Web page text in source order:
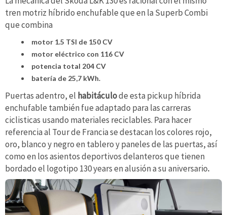
tren motriz híbrido enchufable que en la Superb Combi
que combina
motor 1.5 TSI de 150 CV
motor eléctrico con 116 CV
potencia total 204 CV
batería de 25,7 kWh.
Puertas adentro, el habitáculode esta pickup híbrida
enchufable también fue adaptado para las carreras
ciclisticas usando materiales reciclables. Para hacer
referencia al Tour de Francia se destacan los colores rojo,
oro, blanco y negro en tablero y paneles de las puertas, así
como en los asientos deportivos delanteros que tienen
bordado el logotipo 130 years en alusión a su aniversario.